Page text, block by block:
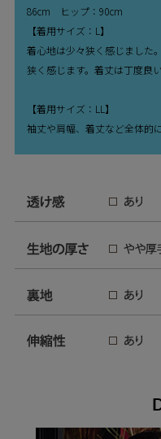
86cm ヒップ：90cm
【着用サイズ：L】
着心地は少々狭く感じました
狭く感じます。着丈は丁度良い
【着用サイズ：LL】
袖丈や肩幅、着丈など全体的